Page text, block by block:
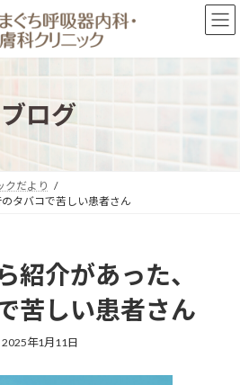
ブログ
クだより
タバコで苦しい患者さん
紹介があった、
苦しい患者さん
最
更
2025年1月11日